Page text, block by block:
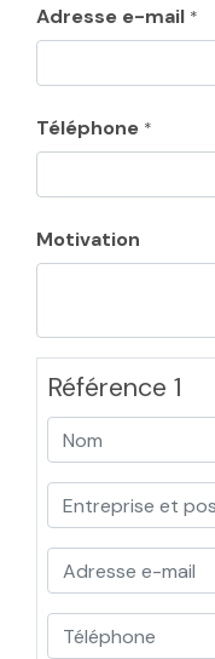
Adresse e-mail *
Téléphone *
Motivation
Référence 1